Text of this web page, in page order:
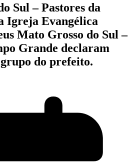
Sul – Pastores da
Igreja Evangélica
Mato Grosso do Sul –
Grande declaram
do prefeito.